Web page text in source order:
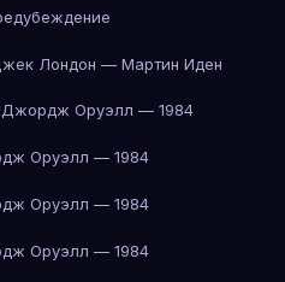
Лондон — Мартин Иден
Джордж Оруэлл — 1984
Оруэлл — 1984
Оруэлл — 1984
Оруэлл — 1984